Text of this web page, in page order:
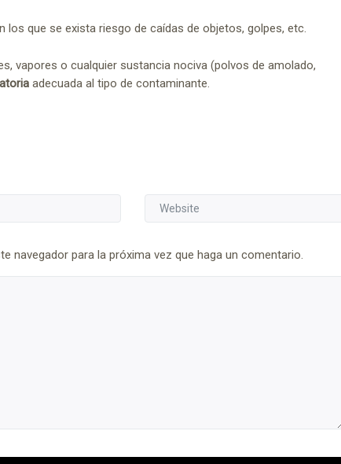
los que se exista riesgo de caídas de objetos, golpes, etc.
vapores o cualquier sustancia nociva (polvos de amolado,
adecuada al tipo de contaminante.
navegador para la próxima vez que haga un comentario.